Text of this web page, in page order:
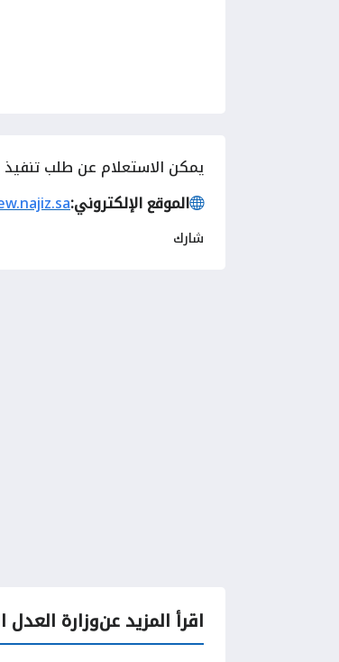
يمكن الاستعلام عن طلب تنفيذ
الموقع الإلكتروني:
شارك
اقرأ المزيد عنوزارة